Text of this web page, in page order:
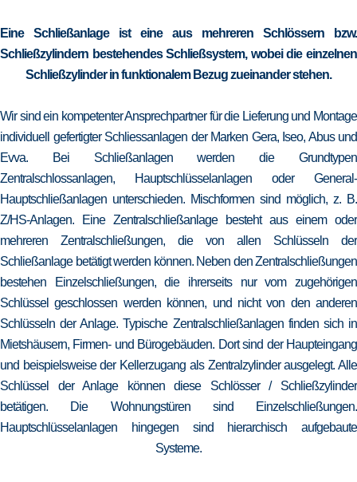
Eine Schließanlage ist eine aus mehreren Schlössern bzw.
Schließzylindern bestehendes Schließsystem, wobei die einzelnen
Schließzylinder in funktionalem Bezug zueinander stehen.
Wir sind ein kompetenter Ansprechpartner für die Lieferung und Montage
individuell gefertigter Schliessanlagen der Marken Gera, Iseo, Abus und
Evva. Bei Schließanlagen werden die Grundtypen
Zentralschlossanlagen, Hauptschlüsselanlagen oder General-
Hauptschließanlagen unterschieden. Mischformen sind möglich, z. B.
Z/HS-Anlagen. Eine Zentralschließanlage besteht aus einem oder
mehreren Zentralschließungen, die von allen Schlüsseln der
Schließanlage betätigt werden können. Neben den Zentralschließungen
bestehen Einzelschließungen, die ihrerseits nur vom zugehörigen
Schlüssel geschlossen werden können, und nicht von den anderen
Schlüsseln der Anlage. Typische Zentralschließanlagen finden sich in
Mietshäusern, Firmen- und Bürogebäuden. Dort sind der Haupteingang
und beispielsweise der Kellerzugang als Zentralzylinder ausgelegt. Alle
Schlüssel der Anlage können diese Schlösser / Schließzylinder
betätigen. Die Wohnungstüren sind Einzelschließungen.
Hauptschlüsselanlagen hingegen sind hierarchisch aufgebaute
Systeme.